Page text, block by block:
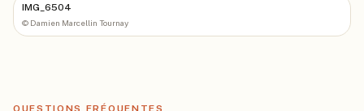
IMG_6504
© Damien Marcellin Tournay
QUESTIONS FRÉQUENTES